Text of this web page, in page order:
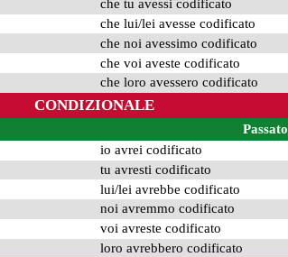
che tu avessi codificato
che lui/lei avesse codificato
che noi avessimo codificato
che voi aveste codificato
che loro avessero codificato
CONDIZIONALE
Passato
io avrei codificato
tu avresti codificato
lui/lei avrebbe codificato
noi avremmo codificato
voi avreste codificato
loro avrebbero codificato